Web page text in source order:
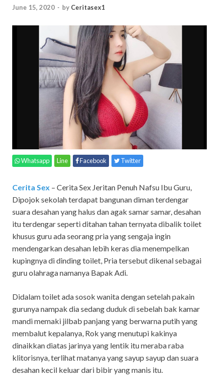
June 15, 2020 - by Ceritasex1
Whatsapp Line Facebook Twitter
Cerita Sex – Cerita Sex Jeritan Penuh Nafsu Ibu Guru,
Dipojok sekolah terdapat bangunan diman terdengar
suara desahan yang halus dan agak samar samar, desahan
itu terdengar seperti ditahan tahan ternyata dibalik toilet
khusus guru ada seorang pria yang sengaja ingin
mendengarkan desahan lebih keras dia menempelkan
kupingnya di dinding toilet, Pria tersebut dikenal sebagai
guru olahraga namanya Bapak Adi.
Didalam toilet ada sosok wanita dengan setelah pakain
gurunya nampak dia sedang duduk di sebelah bak kamar
mandi memaki jilbab panjang yang berwarna putih yang
membalut kepalanya, Rok yang menutupi kakinya
dinaikkan diatas jarinya yang lentik itu meraba raba
klitorisnya, terlihat matanya yang sayup sayup dan suara
desahan kecil keluar dari bibir yang manis itu.